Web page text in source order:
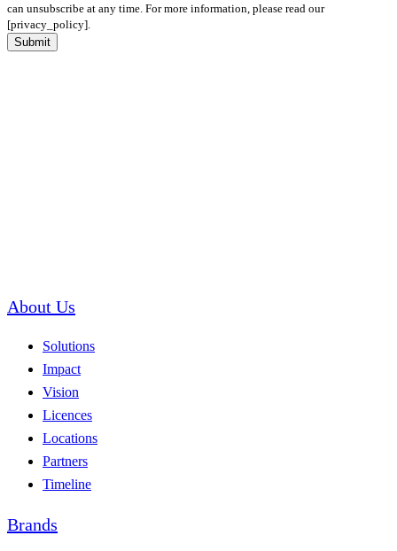
can unsubscribe at any time. For more information, please read our
[privacy_policy].
Submit
About Us
Solutions
Impact
Vision
Licences
Locations
Partners
Timeline
Brands